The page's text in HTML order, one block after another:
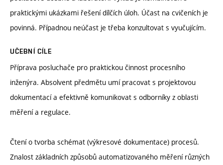
praktickými ukázkami řešení dílčích úloh. Účast na cvičeních je
povinná. Případnou neúčast je třeba konzultovat s vyučujícím.
UČEBNÍ CÍLE
Příprava posluchače pro praktickou činnost procesního
inženýra. Absolvent předmětu umí pracovat s projektovou
dokumentací a efektivně komunikovat s odborníky z oblasti
měření a regulace.
Čtení o tvorba schémat (výkresové dokumentace) procesů.
Znalost základních způsobů automatizovaného měření různých